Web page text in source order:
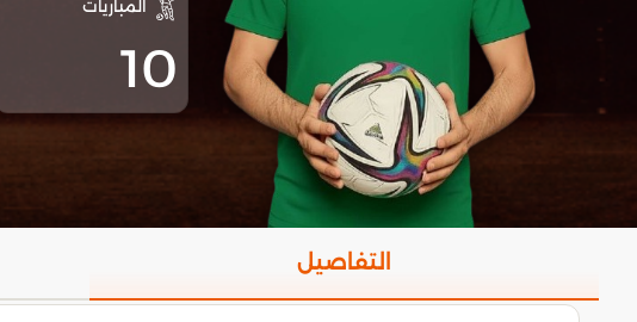
المباريات
10
التفاصيل